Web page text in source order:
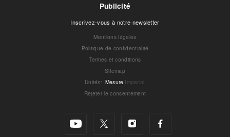
Publicité
Inscrivez-vous à notre newsletter
Mentions légales
Politique de confidentialité
Termes et conditions
Sitemap
Unités: Mesure Imperial
Rejeter le consentement